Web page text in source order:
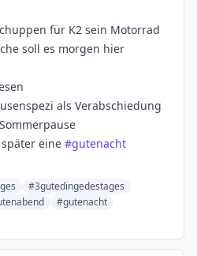
für K2 sein Motorrad
soll es morgen hier
als Verabschiedung
eine #gutenacht
#3gutedingedestages
#gutenacht